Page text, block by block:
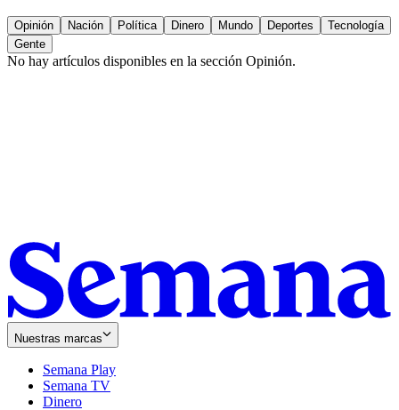
Opinión Nación Política Dinero Mundo Deportes
Tecnología
Gente
No hay artículos disponibles en la sección Opinión.
Nuestras marcas
Semana Play
Semana TV
Dinero